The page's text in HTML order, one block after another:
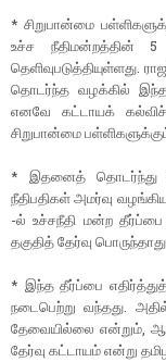
* சிறுபான்மை
உச்ச நீதிமன்றத்தின்
தெளிவுபடுத்தியுள்ளது.
தொடர்ந்த வழக்கில் இந்த
எனவே கட்டாயக் கல்விச்
சிறுபான்மை
* இதனைத் தொடர்ந்து
நீதிபதிகள் அமர்வு
-ல் உச்சநீதி மன்ற தீர்ப்பை
தகுதித் தேர்வு
* இந்த தீர்ப்பை
நடைபெற்று வந்தது.
தேவையில்லை என்றும்,
தேர்வு கட்டாயம் என்று